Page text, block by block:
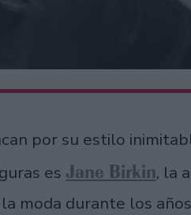
por su estilo
es Jane Birkin, la
moda durante los